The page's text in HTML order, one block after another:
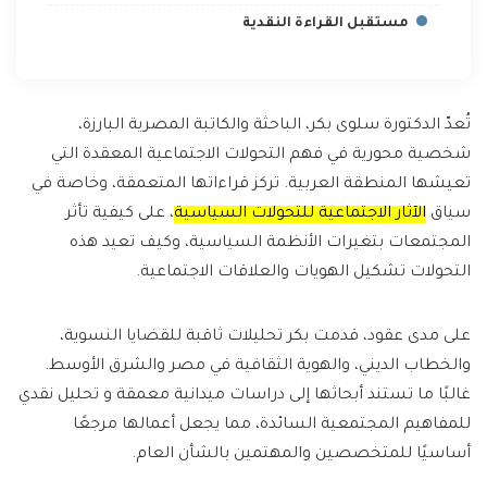
مستقبل القراءة النقدية
تُعدّ الدكتورة سلوى بكر، الباحثة والكاتبة المصرية البارزة،
شخصية محورية في فهم التحولات الاجتماعية المعقدة التي
تعيشها المنطقة العربية. تركز قراءاتها المتعمقة، وخاصة في
سياق الآثار الاجتماعية للتحولات السياسية، على كيفية تأثر
المجتمعات بتغيرات الأنظمة السياسية، وكيف تعيد هذه
التحولات تشكيل الهويات والعلاقات الاجتماعية.
على مدى عقود، قدمت بكر تحليلات ثاقبة للقضايا النسوية،
والخطاب الديني، والهوية الثقافية في مصر والشرق الأوسط.
غالبًا ما تستند أبحاثها إلى دراسات ميدانية معمقة و تحليل نقدي
للمفاهيم المجتمعية السائدة، مما يجعل أعمالها مرجعًا
أساسيًا للمتخصصين والمهتمين بالشأن العام.